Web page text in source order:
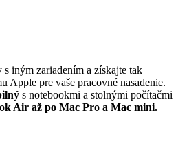
iným zariadením a získajte tak
Apple pre vaše pracovné nasadenie.
s notebookmi a stolnými počítačmi
Air až po Mac Pro a Mac mini.